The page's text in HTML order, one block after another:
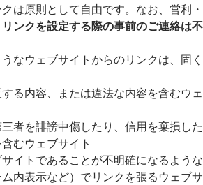
は原則として自由です。なお、営利・
リンクを設定する際の事前のご連絡は不
なウェブサイトからのリンクは、固く
る内容、または違法な内容を含むウェ
者を誹謗中傷したり、信用を棄損した
むウェブサイト
イトであることが不明確になるような
内表示など）でリンクを張るウェブサ